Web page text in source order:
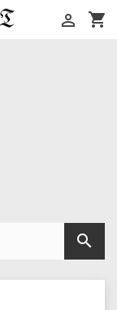
shopping_cart

